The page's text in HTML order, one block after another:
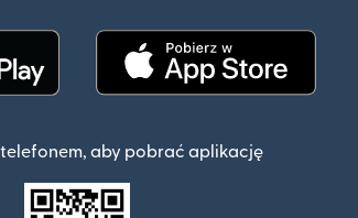
telefonem, aby pobrać aplikację